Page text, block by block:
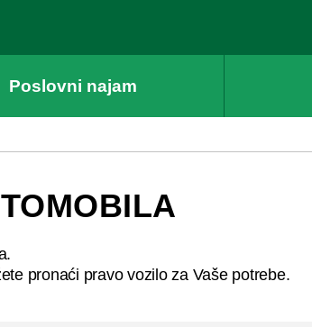
Poslovni najam
pronaći pravo vozilo za Vaše potrebe.